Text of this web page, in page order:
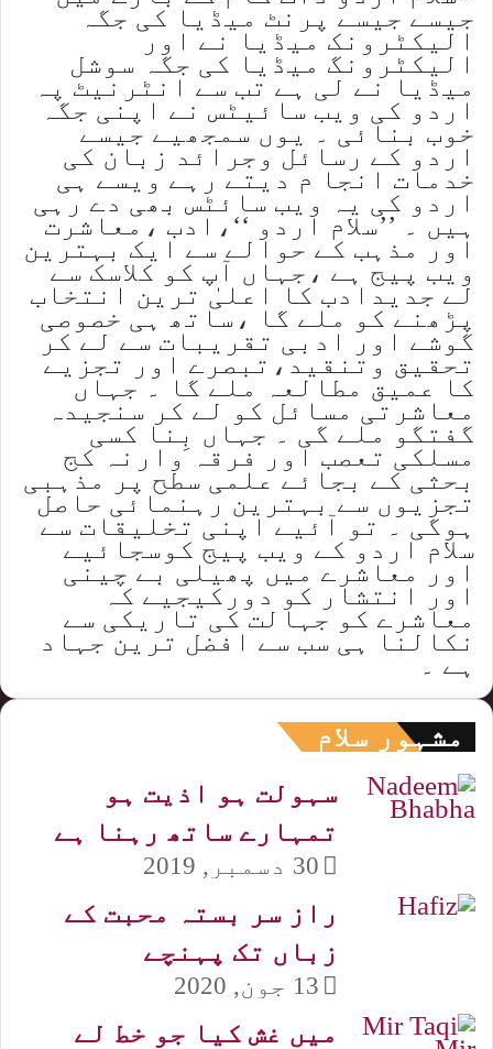
جیسے جیسے پرنٹ میڈیا کی جگہ
الیکٹرونک میڈیا نے اور
الیکٹرونگ میڈیا کی جگہ سوشل
میڈیا نے لی ہے تب سے انٹرنیٹ پہ
اردو کی ویب سائیٹس نے اپنی جگہ
خوب بنائی ۔ یوں سمجھیے جیسے
اردو کے رسائل وجرائد زبان کی
خدمات انجا م دیتے رہے ویسے ہی
اردو کی یہ ویب سائٹس بھی دے رہی
ہیں ۔ ’’سلام اردو ‘‘،ادب ،معاشرت
اور مذہب کے حوالے سے ایک بہترین
ویب پیج ہے ،جہاں آپ کو کلاسک سے
لے جدیدادب کا اعلیٰ ترین انتخاب
پڑھنے کو ملے گا ،ساتھ ہی خصوصی
گوشے اور ادبی تقریبات سے لے کر
تحقیق وتنقید،تبصرے اور تجزیے
کا عمیق مطالعہ ملے گا ۔ جہاں
معاشرتی مسائل کو لے کر سنجیدہ
گفتگو ملے گی ۔ جہاں بِنا کسی
مسلکی تعصب اور فرقہ وارنہ کج
بحثی کے بجائے علمی سطح پر مذہبی
تجزیوں سے بہترین رہنمائی حاصل
ہوگی ۔ تو آئیے اپنی تخلیقات سے
سلام اردو کے ویب پیج کوسجائیے
اور معاشرے میں پھیلی بے چینی
اور انتشار کو دورکیجیے کہ
معاشرے کو جہالت کی تاریکی سے
نکالنا ہی سب سے افضل ترین جہاد
ہے ۔
مشہور سلام
سہولت ہو اذیت ہو
تمہارے ساتھ رہنا ہے
30 دسمبر, 2019
راز سر بستہ محبت کے
زباں تک پہنچے
13 جون, 2020
میں غش کیا جو خط لے